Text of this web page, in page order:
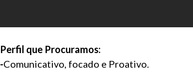
Perfil que Procuramos:
-Comunicativo, focado e Proativo.